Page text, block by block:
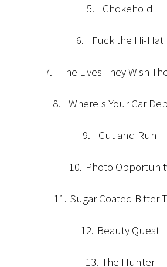
5. Chokehold
6. Fuck the Hi-Hat
7. The Lives They Wish
8. Where's Your Car
9. Cut and Run
10. Photo
11. Sugar Coated Bitter
12. Beauty Quest
13. The Hunter